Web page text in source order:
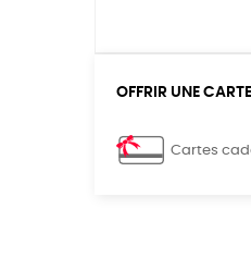
OFFRIR UNE
Cartes